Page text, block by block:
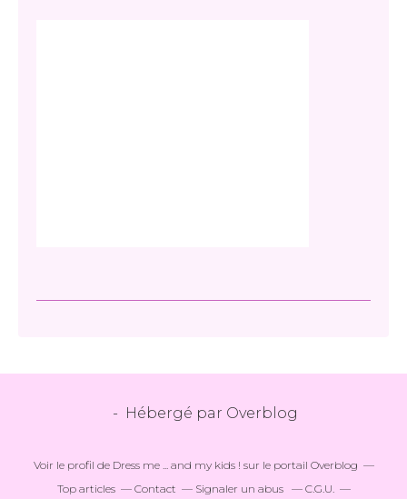
- Hébergé par Overblog
Voir le profil de Dress me ... and my kids ! sur le portail Overblog
Top articles
Contact Signaler un abus C.G.U.